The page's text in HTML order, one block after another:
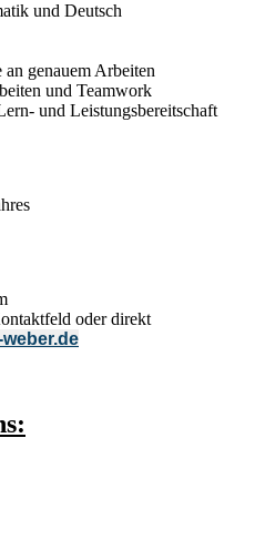
und Deutsch
genauem Arbeiten
und Teamwork
und Leistungsbereitschaft
oder direkt